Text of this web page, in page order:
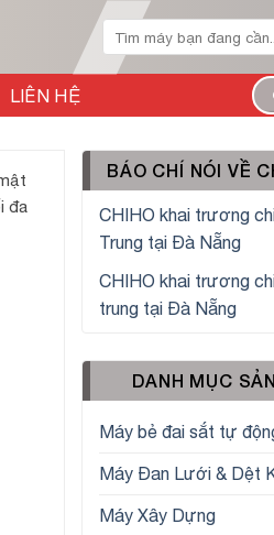
LIÊN HỆ
đa
BÁO CHÍ NÓI VỀ
CHIHO khai trương
Trung tại Đà Nẵng
CHIHO khai trương
trung tại Đà Nẵng
DANH MỤC
Máy bẻ đai sắt tự
Máy Đan Lưới & Dệt
Máy Xây Dựng